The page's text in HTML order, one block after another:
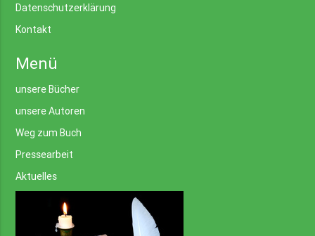
Datenschutzerklärung
Kontakt
Menü
unsere Bücher
unsere Autoren
Weg zum Buch
Pressearbeit
Aktuelles